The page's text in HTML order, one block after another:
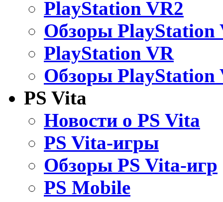
PlayStation VR2
Обзоры PlayStation
PlayStation VR
Обзоры PlayStation
PS Vita
Новости о PS Vita
PS Vita-игры
Обзоры PS Vita-игр
PS Mobile